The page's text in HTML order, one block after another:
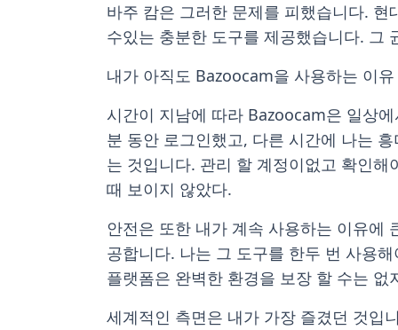
바주 캄은 그러한 문제를 피했습니다.
수있는 충분한 도구를 제공했습니다. 그
내가 아직도 Bazoocam을 사용하는 이유
시간이 지남에 따라 Bazoocam은 일상
분 동안 로그인했고, 다른 시간에 나는
는 것입니다. 관리 할 계정이없고 확인
때 보이지 않았다.
안전은 또한 내가 계속 사용하는 이유에
공합니다. 나는 그 도구를 한두 번 사용
플랫폼은 완벽한 환경을 보장 할 수는
세계적인 측면은 내가 가장 즐겼던 것입